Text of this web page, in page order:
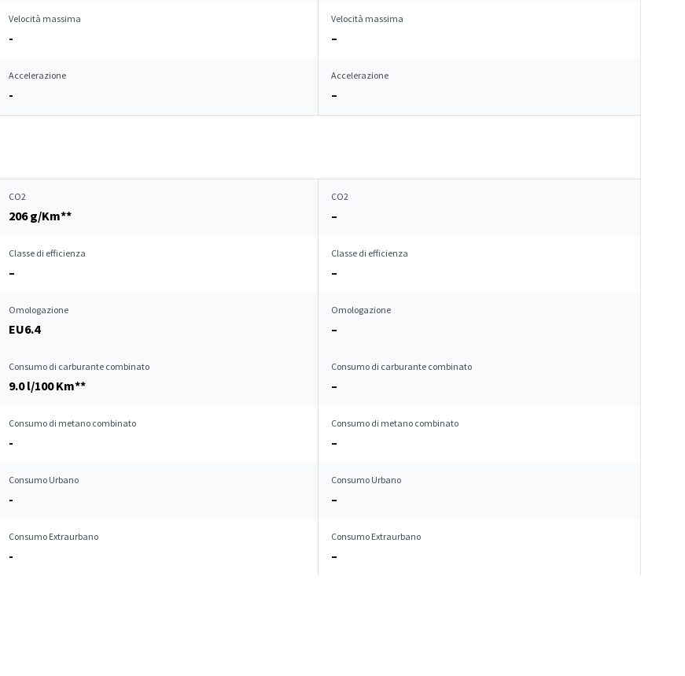
Velocità massima
-
Velocità massima
–
Accelerazione
-
Accelerazione
–
CO2
206 g/Km**
CO2
–
Classe di efficienza
–
Classe di efficienza
–
Omologazione
EU6.4
Omologazione
–
Consumo di carburante combinato
9.0 l/100 Km**
Consumo di carburante combinato
–
Consumo di metano combinato
-
Consumo di metano combinato
–
Consumo Urbano
-
Consumo Urbano
–
Consumo Extraurbano
-
Consumo Extraurbano
–